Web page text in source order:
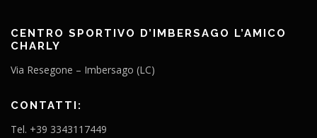
CENTRO SPORTIVO D’IMBERSAGO L’AMICO
CHARLY
Via Resegone – Imbersago (LC)
CONTATTI:
Tel. +39 3343117449